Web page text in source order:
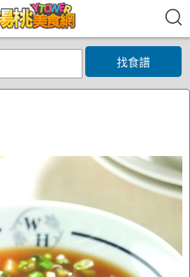
找食譜